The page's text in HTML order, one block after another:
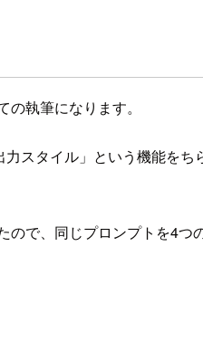
執筆になります。
力スタイル」という機能を
で、同じプロンプトを4つ